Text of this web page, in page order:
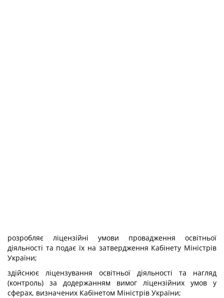
розробляє ліцензійні умови провадження освітньої
діяльності та подає їх на затвердження Кабінету Міністрів
України;
здійснює ліцензування освітньої діяльності та нагляд
(контроль) за додержанням вимог ліцензійних умов у
сферах, визначених Кабінетом Міністрів України;